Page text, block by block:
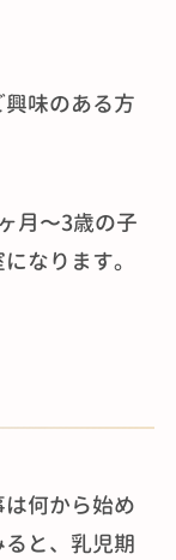
味のある方
月〜3歳の子
なります。
何から始め
と、乳児期